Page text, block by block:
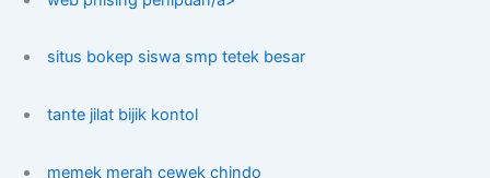
situs bokep siswa smp tetek besar
tante jilat bijik kontol
memek merah cewek chindo